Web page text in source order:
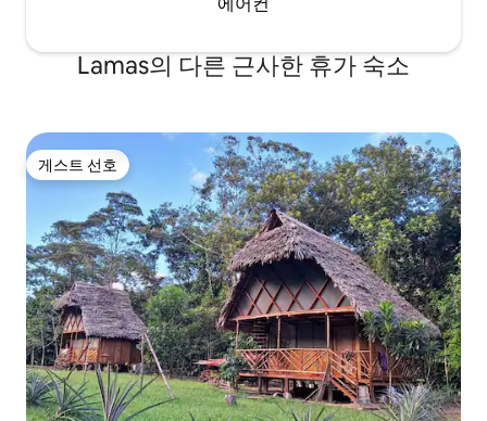
Lamas의 다른 근사한 휴가 숙소
게스트 선호
게스트 선호